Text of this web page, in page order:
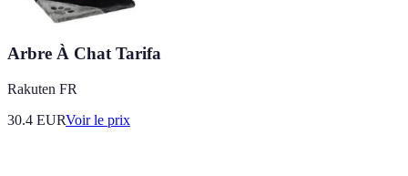
Arbre À Chat Tarifa
Rakuten FR
30.4 EURVoir le prix